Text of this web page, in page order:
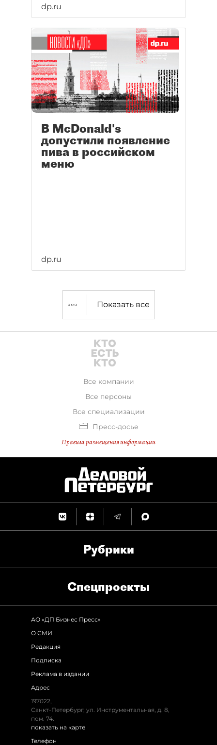
dp.ru
В McDonald's
допустили появление
пива в российском
меню
dp.ru
Показать все
Все компании
Все персоны
Все специализации
Пресс-досье
Правила размещения информации
Рубрики
Спец­проекты
АО «ДП Бизнес Пресс»
О СМИ
Редакция
Подписка
Реклама в издании
Адрес
197022,
Санкт-Петербург, ул. Инструментальная, д. 8,
пом. 74.
показать на карте
Телефон